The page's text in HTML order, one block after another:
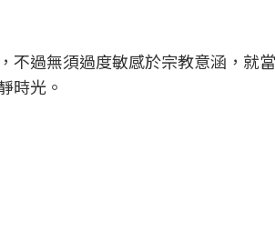
不過無須過度敏感於宗教意涵，就
時光。